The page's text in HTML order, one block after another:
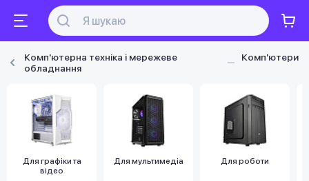
Комп'ютерна техніка і мережеве
обладнання
Комп'ютери
Для графіки та
відео
Для мультимедіа Для роботи